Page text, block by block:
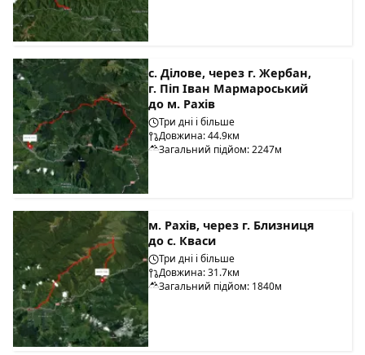
с. Ділове, через г. Жербан,
г. Піп Іван Мармароський
до м. Рахів
Три дні і більше
Довжина: 44.9км
Загальний підйом: 2247м
м. Рахів, через г. Близниця
до с. Кваси
Три дні і більше
Довжина: 31.7км
Загальний підйом: 1840м